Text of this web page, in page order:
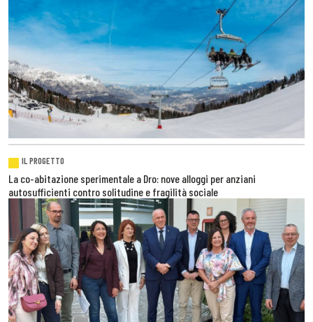
IL PROGETTO
La co-abitazione sperimentale a Dro: nove alloggi per anziani
autosufficienti contro solitudine e fragilità sociale